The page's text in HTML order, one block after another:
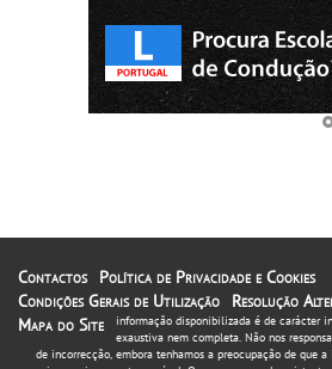
Contactos
Política de Privacidade e Cookies
Condições Gerais de Utilização
Resolução
Mapa do Site
informação disponibilizada é de carácter
exaustiva nem completa. Não nos
de incorrecção, embora tenhamos a preocupação de que